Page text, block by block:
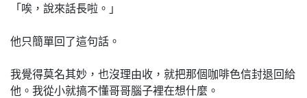
「唉，說來話長啦。」
他只簡單回了這句話。
我覺得莫名其妙，也沒理由收，就把那個咖啡色信封退回給
他。我從小就搞不懂哥哥腦子裡在想什麼。